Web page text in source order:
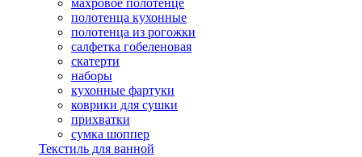
махровое полотенце
полотенца кухонные
полотенца из рогожки
салфетка гобеленовая
скатерти
наборы
кухонные фартуки
коврики для сушки
прихватки
cумка шоппер
Текстиль для ванной